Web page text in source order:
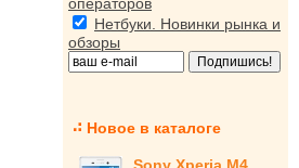
Нетбуки. Новинки рынка и
обзоры
Новое в каталоге